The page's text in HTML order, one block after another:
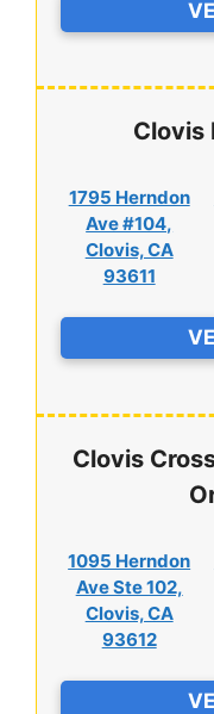
Clovis
1795 Herndon
Ave #104,
Clovis, CA
93611
Clovis
1095 Herndon
Ave Ste 102,
Clovis, CA
93612